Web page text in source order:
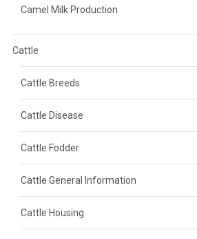
Camel Milk Production
Cattle
Cattle Breeds
Cattle Disease
Cattle Fodder
Cattle General Information
Cattle Housing